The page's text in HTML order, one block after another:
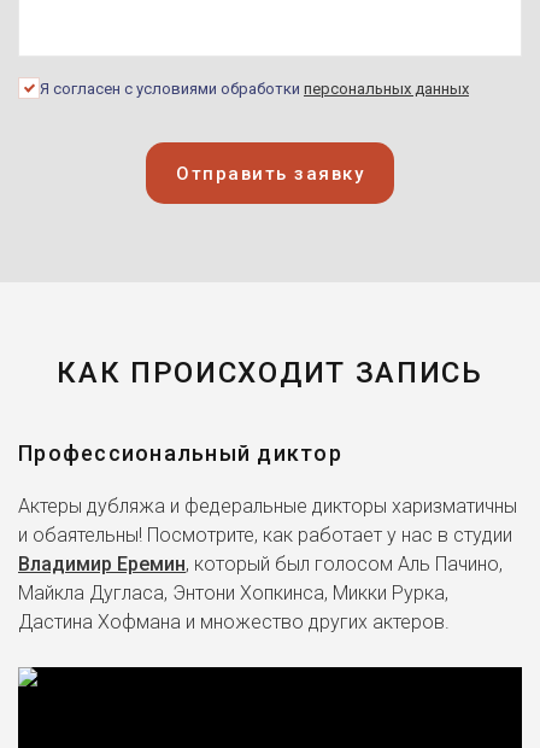
Я согласен с условиями обработки персональных данных
Отправить заявку
КАК ПРОИСХОДИТ ЗАПИСЬ
Профессиональный диктор
Актеры дубляжа и федеральные дикторы харизматичны
и обаятельны! Посмотрите, как работает у нас в студии
Владимир Еремин, который был голосом Аль Пачино,
Майкла Дугласа, Энтони Хопкинса, Микки Рурка,
Дастина Хофмана и множество других актеров.